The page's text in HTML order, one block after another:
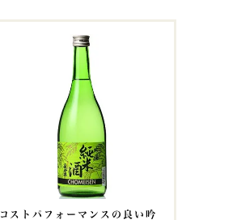
コストパフォーマンスの良い吟